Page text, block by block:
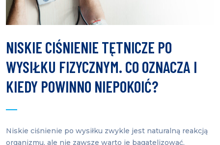
NISKIE CIŚNIENIE TĘTNICZE PO
WYSIŁKU FIZYCZNYM. CO OZNACZA I
KIEDY POWINNO NIEPOKOIĆ?
Niskie ciśnienie po wysiłku zwykle jest naturalną reakcją
organizmu, ale nie zawsze warto je bagatelizować.